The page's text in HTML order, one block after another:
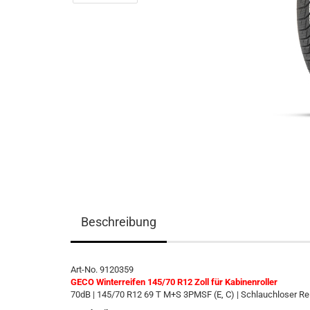
Beschreibung
Art-No. 9120359
GECO Winterreifen 145/70 R12 Zoll für Kabinenroller
70dB | 145/70 R12 69 T M+S 3PMSF (E, C) | Schlauchloser